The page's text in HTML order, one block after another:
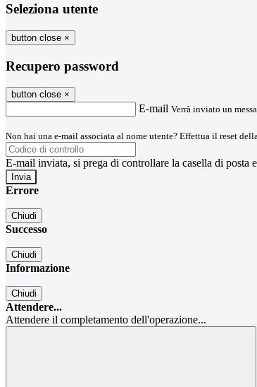
Seleziona utente
button close ×
Recupero password
button close ×
E-mail Verrà inviato un
Non hai una e-mail associata al nome utente? Effettua il reset
E-mail inviata, si prega di controllare la casella di posta
Errore
Chiudi
Successo
Chiudi
Informazione
Chiudi
Attendere...
Attendere il completamento dell'operazione...